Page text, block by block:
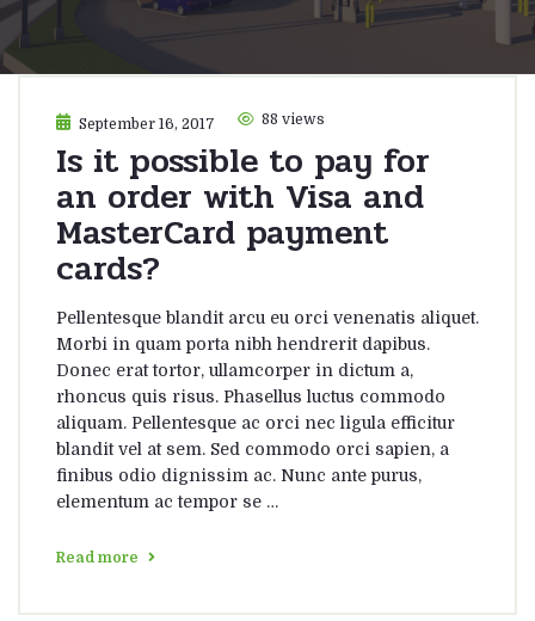
September 16, 2017 88 views
Is it possible to pay for
an order with Visa and
MasterCard payment
cards?
Pellentesque blandit arcu eu orci venenatis aliquet.
Morbi in quam porta nibh hendrerit dapibus.
Donec erat tortor, ullamcorper in dictum a,
rhoncus quis risus. Phasellus luctus commodo
aliquam. Pellentesque ac orci nec ligula efficitur
blandit vel at sem. Sed commodo orci sapien, a
finibus odio dignissim ac. Nunc ante purus,
elementum ac tempor se …
Read more